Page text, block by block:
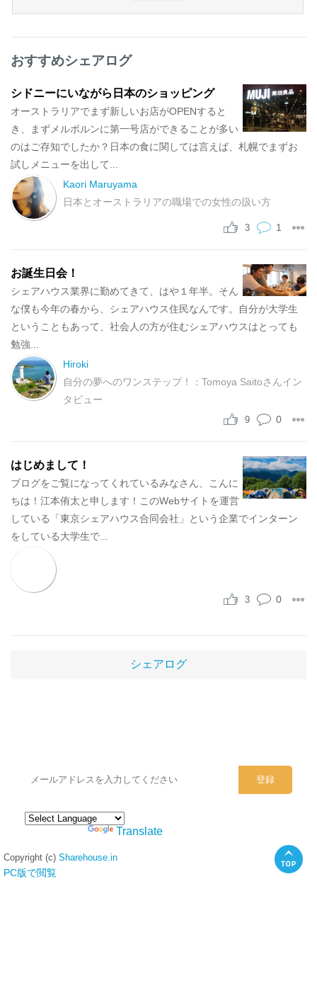
おすすめシェアログ
シドニーにいながら日本のショッピング
オーストラリアでまず新しいお店がOPENすると
き、まずメルボルンに第一号店ができることが多い
のはご存知でしたか？日本の食に関しては言えば、札幌でまずお
試しメニューを出して...
Kaori Maruyama
日本とオーストラリアの職場での女性の扱い方
1
3
お誕生日会！
シェアハウス業界に勤めてきて、はや１年半。そん
な僕も今年の春から、シェアハウス住民なんです。自分が大学生
ということもあって、社会人の方が住むシェアハウスはとっても
勉強...
Hiroki
自分の夢へのワンステップ！：Tomoya Saitoさんイン
タビュー
0
9
はじめまして！
ブログをご覧になってくれているみなさん、こんに
ちは！江本侑太と申します！このWebサイトを運営
している「東京シェアハウス合同会社」という企業でインターン
をしている大学生で...
0
3
シェアログ
Translate
Copyright (c) Sharehouse.in
PC版で閲覧